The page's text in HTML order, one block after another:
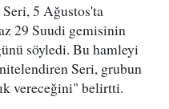
5 Ağustos'ta
29 Suudi gemisinin
söyledi. Bu hamleyi
Seri, grubun
vereceğini" belirtti.